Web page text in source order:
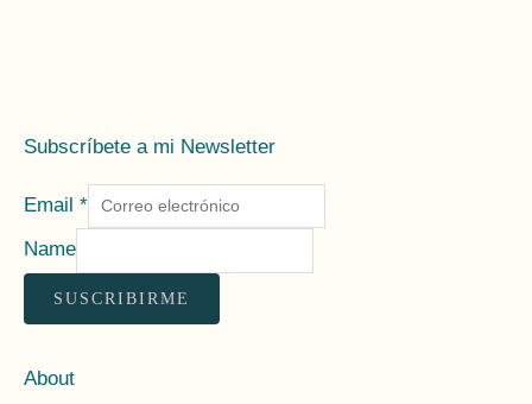
Subscríbete a mi Newsletter
Email *
Name
SUSCRIBIRME
About